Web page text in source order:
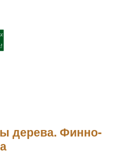
дерева. Финно-